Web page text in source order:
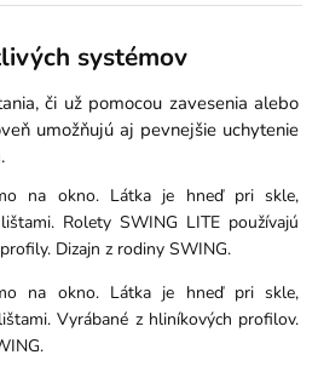
systémov
či už pomocou zavesenia alebo
umožňujú aj pevnejšie uchytenie
na okno. Látka je hneď pri skle,
Rolety SWING LITE používajú
Dizajn z rodiny SWING.
na okno. Látka je hneď pri skle,
Vyrábané z hliníkových profilov.